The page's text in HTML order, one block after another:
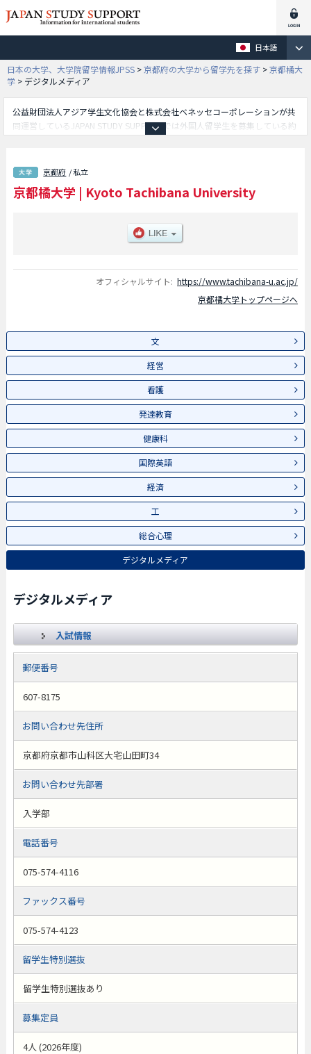
日本語
日本の大学、大学院留学情報JPSS >京都府の大学から留学先を探す >京都橘大
学 > デジタルメディア
公益財団法人アジア学生文化協会と株式会社ベネッセコーポレーションが共
同運営しているJAPAN STUDY SUPPORTでは外国人留学生を募集している約
や看護学部や発達教育学部や健康科学部や国際英語学部や経済学部や工学部
や総合心理学部やデジタルメディア学部等、学部別情報や、募集定員や合格
者数など入試情報、施設案内、アクセスなど外国人留学生に必要な情報を掲
京都府 / 私立
京都橘大学 | Kyoto Tachibana University
オフィシャルサイト: https://www.tachibana-u.ac.jp/
京都橘大学トップページへ
文
経営
看護
発達教育
健康科
国際英語
経済
工
総合心理
デジタルメディア
デジタルメディア
入試情報
郵便番号
607-8175
お問い合わせ先住所
京都府京都市山科区大宅山田町34
お問い合わせ先部署
入学部
電話番号
075-574-4116
ファックス番号
075-574-4123
留学生特別選抜
留学生特別選抜あり
募集定員
4人 (2026年度)